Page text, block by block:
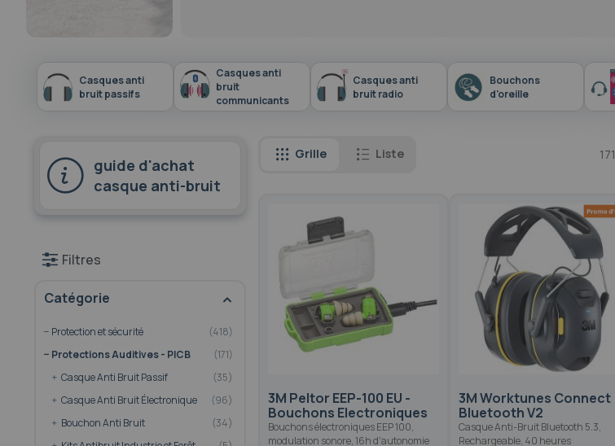
Casques anti
bruit passifs
Casques anti
bruit
communicants
Casques anti
bruit radio
Bouchons
d'oreille
Grille Liste 171
3M Peltor EEP-100 EU -
Bouchons Electroniques
Bouchons électroniques EEP 100,
modulation sonore, 16h d'autonomie
3M Worktunes Connect
Bluetooth V2
Casque Anti-Bruit Bluetooth 5.3,
Rechargeable, 40 heures
guide d'achat
casque anti-bruit
Filtres
Catégorie
Protection et sécurité
418
Protections Auditives - PICB
171
Casque Anti Bruit Passif
35article
Casque Anti Bruit Électronique
96article
Bouchon Anti Bruit
34article